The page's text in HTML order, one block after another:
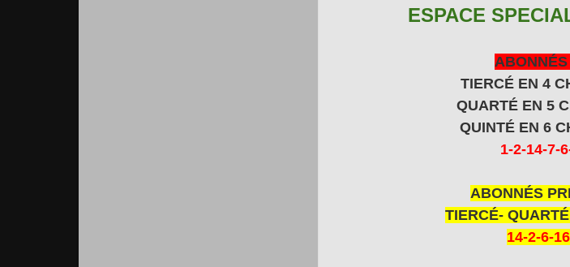
ESPACE
TIERCÉ EN 4
QUARTÉ EN 5
QUINTÉ EN 6
1-2-14-7-
ABONNÉS
TIERCÉ-
14-2-6-